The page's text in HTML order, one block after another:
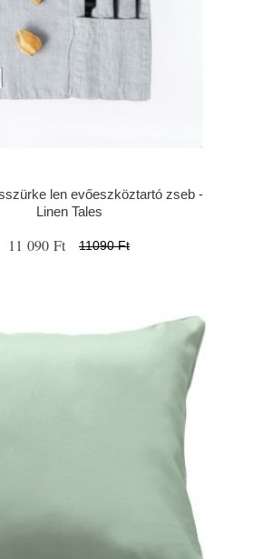
len evőeszköztartó zseb -
Linen Tales
11 090 Ft 11090 Ft